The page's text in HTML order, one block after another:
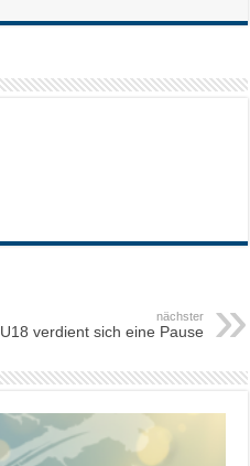
nächster
U18 verdient sich eine Pause